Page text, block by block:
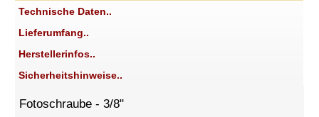
Technische Daten..
Lieferumfang..
Herstellerinfos..
Sicherheitshinweise..
Fotoschraube - 3/8"